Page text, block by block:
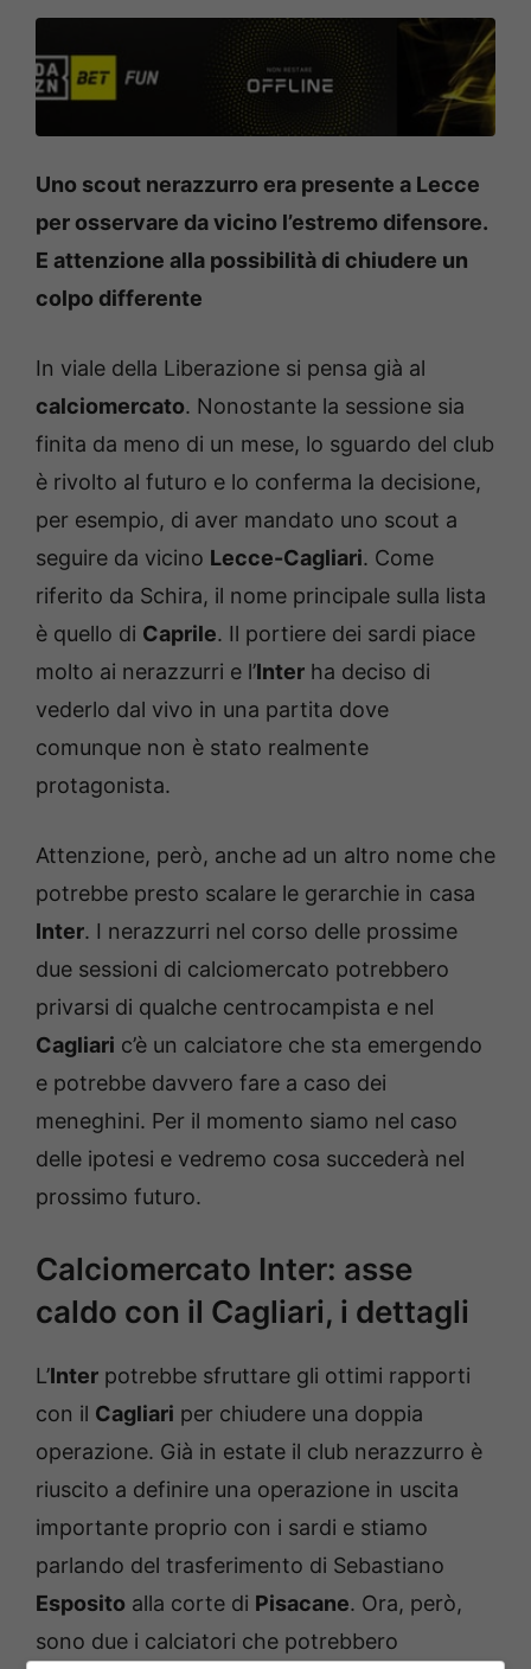
Uno scout nerazzurro era presente a Lecce
per osservare da vicino l’estremo difensore.
E attenzione alla possibilità di chiudere un
colpo differente
In viale della Liberazione si pensa già al
calciomercato. Nonostante la sessione sia
finita da meno di un mese, lo sguardo del club
è rivolto al futuro e lo conferma la decisione,
per esempio, di aver mandato uno scout a
seguire da vicino Lecce-Cagliari. Come
riferito da Schira, il nome principale sulla lista
è quello di Caprile. Il portiere dei sardi piace
molto ai nerazzurri e l’Inter ha deciso di
vederlo dal vivo in una partita dove
comunque non è stato realmente
protagonista.
Attenzione, però, anche ad un altro nome che
potrebbe presto scalare le gerarchie in casa
Inter. I nerazzurri nel corso delle prossime
due sessioni di calciomercato potrebbero
privarsi di qualche centrocampista e nel
Cagliari c’è un calciatore che sta emergendo
e potrebbe davvero fare a caso dei
meneghini. Per il momento siamo nel caso
delle ipotesi e vedremo cosa succederà nel
prossimo futuro.
Calciomercato Inter: asse
caldo con il Cagliari, i dettagli
L’Inter potrebbe sfruttare gli ottimi rapporti
con il Cagliari per chiudere una doppia
operazione. Già in estate il club nerazzurro è
riuscito a definire una operazione in uscita
importante proprio con i sardi e stiamo
parlando del trasferimento di Sebastiano
Esposito alla corte di Pisacane. Ora, però,
sono due i calciatori che potrebbero